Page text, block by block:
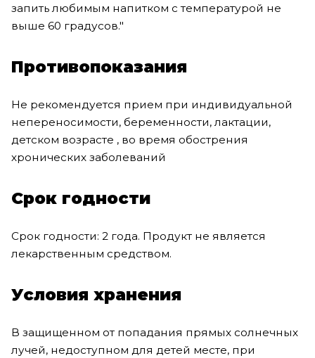
запить любимым напитком с температурой не
выше 60 градусов."
Противопоказания
Не рекомендуется прием при индивидуальной
непереносимости, беременности, лактации,
детском возрасте , во время обострения
хронических заболеваний
Срок годности
Срок годности: 2 года. Продукт не является
лекарственным средством.
Условия хранения
В защищенном от попадания прямых солнечных
лучей, недоступном для детей месте, при